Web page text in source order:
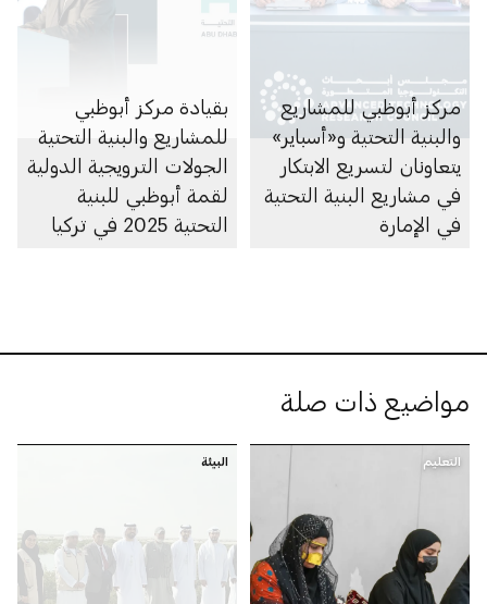
مركز أبوظبي للمشاريع
والبنية التحتية و«أسباير»
يتعاونان لتسريع الابتكار
في مشاريع البنية التحتية
في الإمارة
بقيادة مركز أبوظبي
للمشاريع والبنية التحتية
الجولات الترويجية الدولية
لقمة أبوظبي للبنية
التحتية 2025 في تركيا
مواضيع ذات صلة
التعليم البيئة